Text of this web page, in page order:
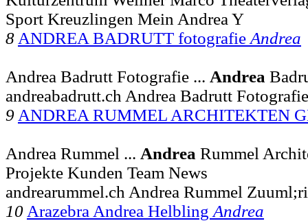
Sport Kreuzlingen Mein Andrea Y
8 ANDREA BADRUTT fotografie Andrea
Andrea Badrutt Fotografie ... Andrea
andreabadrutt.ch Andrea Badrutt Fotografie
9 ANDREA RUMMEL ARCHITEKTEN
Andrea Rummel ... Andrea Rummel
Projekte Kunden Team News
andrearummel.ch Andrea Rummel
10 Arazebra Andrea Helbling Andrea